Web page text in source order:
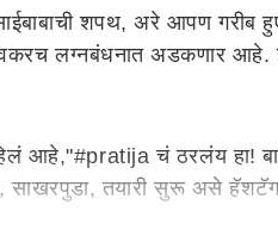
शपथ, अरे आपण गरीब
लग्नबंधनात अडकणार आहे.
आहे,"#pratija चं ठरलंय हा!
तयारी सुरू असे